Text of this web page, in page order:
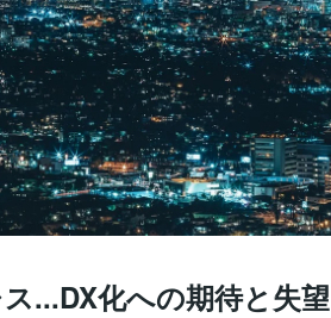
...DX化への期待と失望